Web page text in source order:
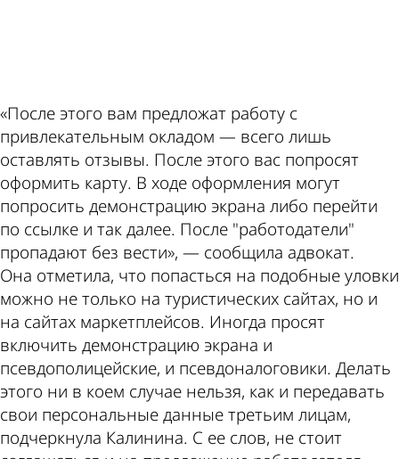
«После этого вам предложат работу с
привлекательным окладом — всего лишь
оставлять отзывы. После этого вас попросят
оформить карту. В ходе оформления могут
попросить демонстрацию экрана либо перейти
по ссылке и так далее. После "работодатели"
пропадают без вести», — сообщила адвокат.
Она отметила, что попасться на подобные уловки
можно не только на туристических сайтах, но и
на сайтах маркетплейсов. Иногда просят
включить демонстрацию экрана и
псевдополицейские, и псевдоналоговики. Делать
этого ни в коем случае нельзя, как и передавать
свои персональные данные третьим лицам,
подчеркнула Калинина. С ее слов, не стоит